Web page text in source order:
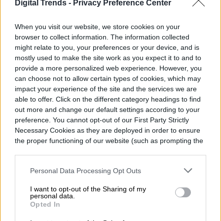
Digital Trends - Privacy Preference Center
When you visit our website, we store cookies on your
browser to collect information. The information collected
might relate to you, your preferences or your device, and is
mostly used to make the site work as you expect it to and to
provide a more personalized web experience. However, you
can choose not to allow certain types of cookies, which may
impact your experience of the site and the services we are
able to offer. Click on the different category headings to find
out more and change our default settings according to your
preference. You cannot opt-out of our First Party Strictly
Necessary Cookies as they are deployed in order to ensure
the proper functioning of our website (such as prompting the
Personal Data Processing Opt Outs
I want to opt-out of the Sharing of my
personal data.
Opted In
brindando a los artistas la “oportunidad” de
conectarlos con los oyentes, y a los fans de
“disfrutar e inspirarse con su música”. “Sin
embargo, en este momento, Spotify no
tiene más opción que dejar de estar
disponible en Uruguay”, lamenta la
compañía.
Diego Bastarrica